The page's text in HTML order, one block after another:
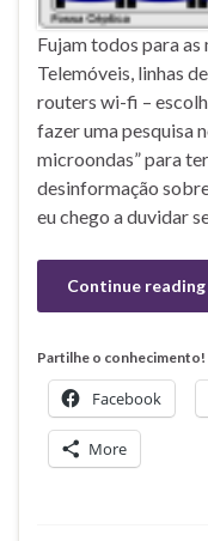
Fujam todos para
Telemóveis, linhas
routers wi-fi –
fazer uma pesquisa
microondas” para
desinformação
eu chego a duvidar
Continue reading
Partilhe o conhecimento!
Facebook
More